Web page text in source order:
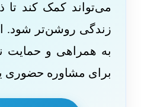
می‌تواند کمک کند تا
زندگی روشن‌تر شود.
به همراهی و حمایت
برای مشاوره حضوری یا